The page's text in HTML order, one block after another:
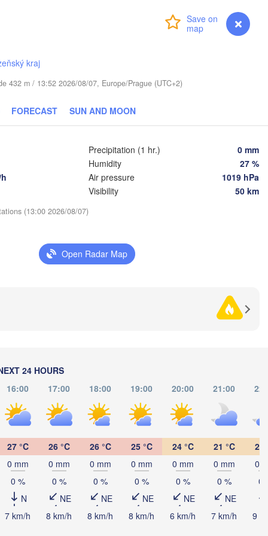
myVentusky Forecast
kraj
432 m / 13:52 2026/08/07, Europe/Prague (UTC+2)
FORECAST SUN AND MOON
Precipitation (1 hr.)
0 mm
Humidity
27 %
Air pressure
1019 hPa
Visibility
50 km
(13:00 2026/08/07)
Open Radar Map
24 HOURS
16:00 17:00 18:00 19:00 20:00 21:00
27 °C
0 mm
0 %
N
7 km/h
26 °C
0 mm
0 %
NE
8 km/h
26 °C
0 mm
0 %
NE
8 km/h
25 °C
0 mm
0 %
NE
8 km/h
24 °C
0 mm
0 %
NE
6 km/h
21 °C
0 mm
0 %
NE
7 km/h
20
0
0
9
(Minsk)
Vilnius
Житомир
(Zhytomyr)
(Cherkasy)
Рівне
(Rivne)
Салігорск
(Salihorsk)
Віцебск
București
Одеса
(Odesa)
Chișinău
Constanța
Brașov
Galați
Sibiu
Миколаїв
ROMANIA
MOLDOVA